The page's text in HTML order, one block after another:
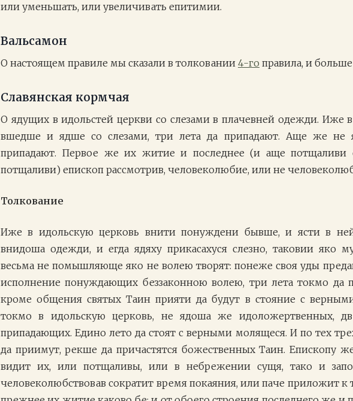
или уменьшать, или увеличивать епитимии.
Вальсамон
О настоящем правиле мы сказали в толковании 4-го правила, и
Славянская кормчая
О ядущих в идольстей церкви со слезами в плачевней одежди. Иже
вшедше и ядше со слезами, три лета да припадают. Аще же не
припадают. Первое же их житие и последнее (и аще потщаливи
потщаливи) епископ рассмотрив, человеколюбие, или не
Толкование
Иже в идольскую церковь внити понуждени бывше, и ясти в
внидоша одежди, и егда ядяху прикасахуся слезно, таковии яко
весьма не помышляюще яко не волею творят: понеже своя уды
исполнение понуждающих беззаконною волею, три лета токмо да
кроме общения святых Таин прияти да будут в стояние с
токмо в идольскую церковь, не ядоша же идоложертвенных,
припадающих. Едино лето да стоят с верными молящеся. И по тех
да приимут, рекше да причастятся божественных Таин. Епископу
видит их, или потщаливы, или в небрежении сущя, тако и
человеколюбствовав сократит время покаяния, или паче приложит к